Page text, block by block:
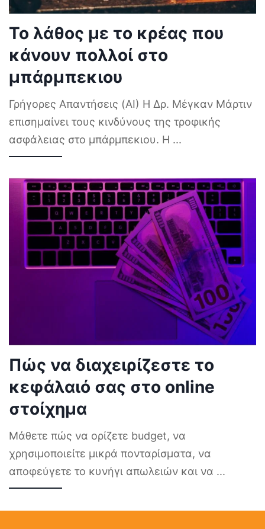
Το λάθος με το κρέας που
κάνουν πολλοί στο
μπάρμπεκιου
Γρήγορες Απαντήσεις (AI) Η Δρ. Μέγκαν Μάρτιν
επισημαίνει τους κινδύνους της τροφικής
ασφάλειας στο μπάρμπεκιου. Η ...
Πώς να διαχειρίζεστε το
κεφάλαιό σας στο online
στοίχημα
Μάθετε πώς να ορίζετε budget, να
χρησιμοποιείτε μικρά πονταρίσματα, να
αποφεύγετε το κυνήγι απωλειών και να ...